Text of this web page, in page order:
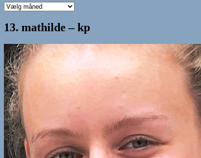
Arkiver
13. mathilde – kp